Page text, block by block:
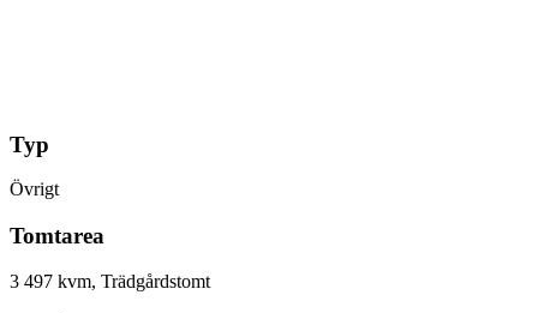
Typ
Övrigt
Tomtarea
3 497 kvm, Trädgårdstomt